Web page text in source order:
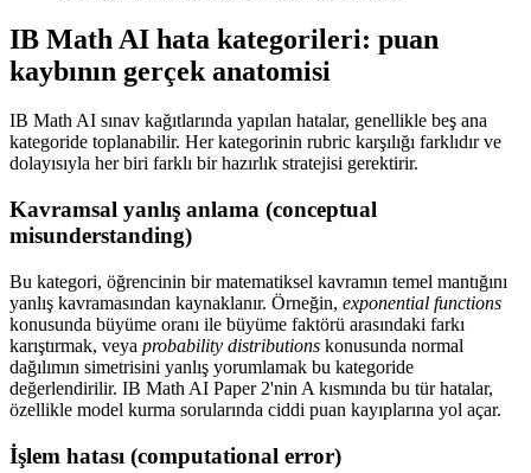
IB Math AI hata kategorileri: puan
kaybının gerçek anatomisi
IB Math AI sınav kağıtlarında yapılan hatalar, genellikle beş ana
kategoride toplanabilir. Her kategorinin rubric karşılığı farklıdır ve
dolayısıyla her biri farklı bir hazırlık stratejisi gerektirir.
Kavramsal yanlış anlama (conceptual
misunderstanding)
Bu kategori, öğrencinin bir matematiksel kavramın temel mantığını
yanlış kavramasından kaynaklanır. Örneğin, exponential functions
konusunda büyüme oranı ile büyüme faktörü arasındaki farkı
karıştırmak, veya probability distributions konusunda normal
dağılımın simetrisini yanlış yorumlamak bu kategoride
değerlendirilir. IB Math AI Paper 2'nin A kısmında bu tür hatalar,
özellikle model kurma sorularında ciddi puan kayıplarına yol açar.
İşlem hatası (computational error)